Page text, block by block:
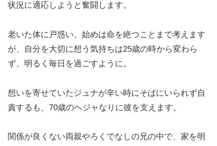
状況に適応しようと奮闘します。
老いた体に戸惑い、始めは命を絶つことまで考えます
が、自分を大切に想う気持ちは25歳の時から変わら
ず、明るく毎日を過ごすように。
想いを寄せていたジュナが辛い時にそばにいられず自
責するも、70歳のヘジャなりに彼を支えます。
関係が良くない両親やろくでなしの兄の中で、家を明